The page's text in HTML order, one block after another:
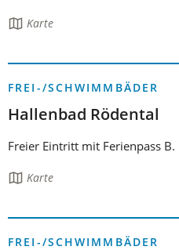
Die Karte
FREI-/SCHWIMMBÄDER
Hallenbad Rödental
Freier Eintritt mit Ferienpass B.
Die Karte
FREI-/SCHWIMMBÄDER